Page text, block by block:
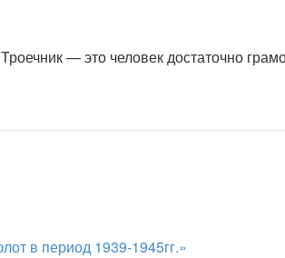
— это человек достаточно
в период 1939-1945гг.»